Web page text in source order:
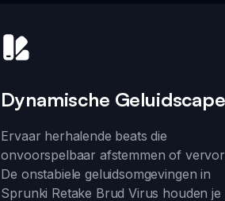
Dynamische
Ervaar herhalende beats die
onvoorspelbaar afstemmen of
De onstabiele geluidsomgevingen in
Sprunki Retake Brud Virus houden je